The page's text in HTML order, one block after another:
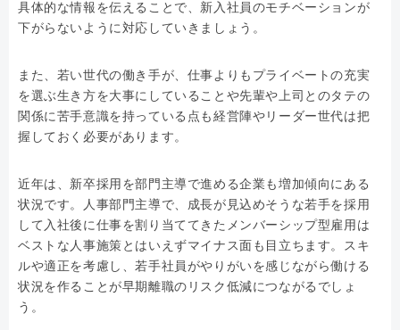
具体的な情報を伝えることで、新入社員のモチベーションが
下がらないように対応していきましょう。
また、若い世代の働き手が、仕事よりもプライベートの充実
を選ぶ生き方を大事にしていることや先輩や上司とのタテの
関係に苦手意識を持っている点も経営陣やリーダー世代は把
握しておく必要があります。
近年は、新卒採用を部門主導で進める企業も増加傾向にある
状況です。人事部門主導で、成長が見込めそうな若手を採用
して入社後に仕事を割り当ててきたメンバーシップ型雇用は
ベストな人事施策とはいえずマイナス面も目立ちます。スキ
ルや適正を考慮し、若手社員がやりがいを感じながら働ける
状況を作ることが早期離職のリスク低減につながるでしょ
う。